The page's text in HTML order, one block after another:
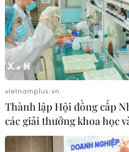
vietnamplus.vn
Thành lập Hội đồng cấp
các giải thưởng khoa học